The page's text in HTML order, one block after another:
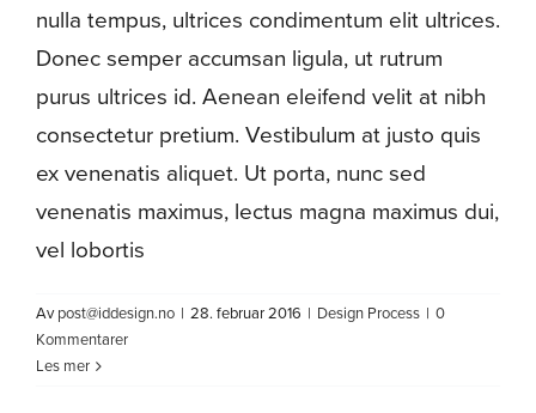
Publikasjoner
Om oss
nulla tempus, ultrices condimentum elit ultrices.
Donec semper accumsan ligula, ut rutrum
purus ultrices id. Aenean eleifend velit at nibh
consectetur pretium. Vestibulum at justo quis
ex venenatis aliquet. Ut porta, nunc sed
venenatis maximus, lectus magna maximus dui,
vel lobortis
Avpost@iddesign.no | 28. februar 2016 | Design Process | 0
Kommentarer
Les mer